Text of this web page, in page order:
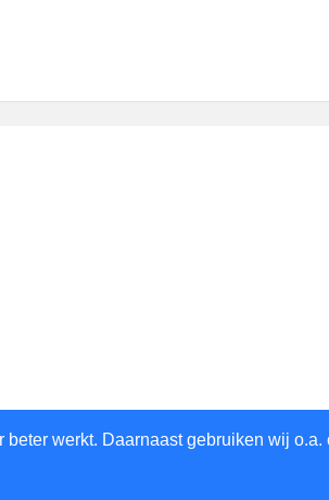
werkt. Daarnaast gebruiken wij